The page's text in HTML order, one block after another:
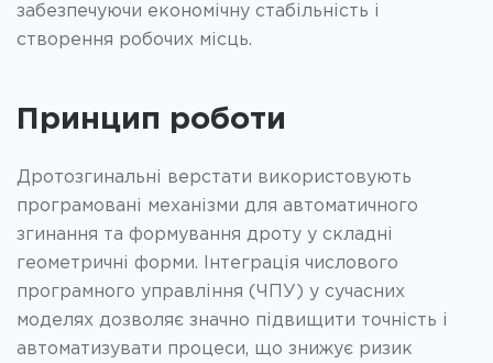
забезпечуючи економічну стабільність і
створення робочих місць.
Принцип роботи
Дротозгинальні верстати використовують
програмовані механізми для автоматичного
згинання та формування дроту у складні
геометричні форми. Інтеграція числового
програмного управління (ЧПУ) у сучасних
моделях дозволяє значно підвищити точність і
автоматизувати процеси, що знижує ризик